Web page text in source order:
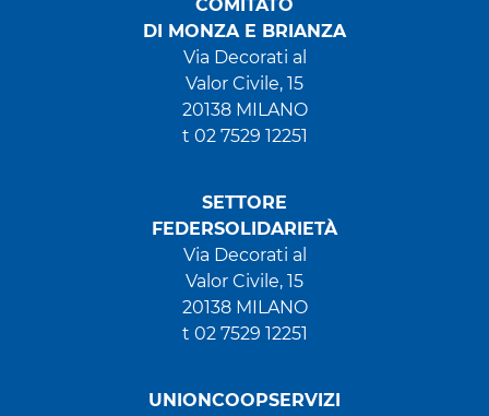
COMITATO
DI MONZA E BRIANZA
Via Decorati al
Valor Civile, 15
20138 MILANO
t 02 7529 12251
SETTORE
FEDERSOLIDARIETÀ
Via Decorati al
Valor Civile, 15
20138 MILANO
t 02 7529 12251
UNIONCOOPSERVIZI